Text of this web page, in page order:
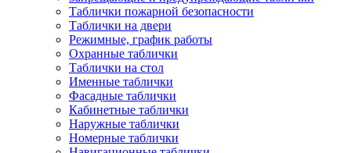
Таблички пожарной безопасности
Таблички на двери
Режимные, график работы
Охранные таблички
Таблички на стол
Именные таблички
Фасадные таблички
Кабинетные таблички
Наружные таблички
Номерные таблички